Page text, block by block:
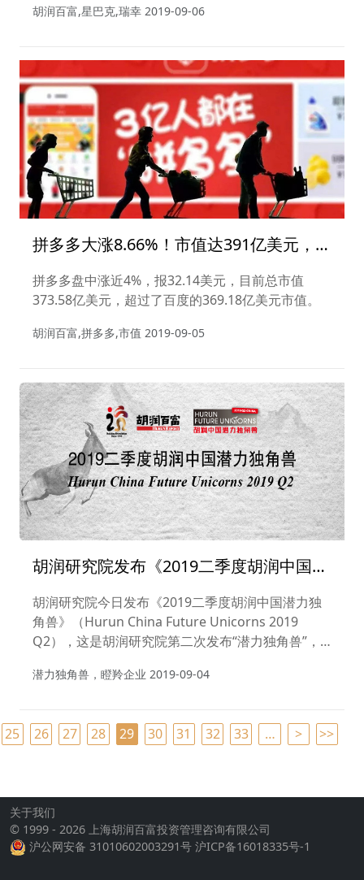
键节点？
胡润百富,星巴克,瑞幸 2019-09-06
拼多多大涨8.66%！市值达391亿美元，一
举超越百度！
拼多多盘中涨近4%，报32.14美元，目前总市值
373.58亿美元，超过了百度的369.18亿美元市值。
胡润百富,拼多多,市值 2019-09-05
胡润研究院发布《2019二季度胡润中国潜
力独角兽》
胡润研究院今日发布《2019二季度胡润中国潜力独
角兽》（Hurun China Future Unicorns 2019
Q2），这是胡润研究院第二次发布“潜力独角兽”，
性企业。
潜力独角兽，瞪羚企业 2019-09-04
25 26 27 28 29 30 31 32 33 … > >>
关于我们
© 1999 - 2026 上海胡润百富投资管理咨询有限公司
沪公网安备 31010602003291号 沪ICP备16018335号-1